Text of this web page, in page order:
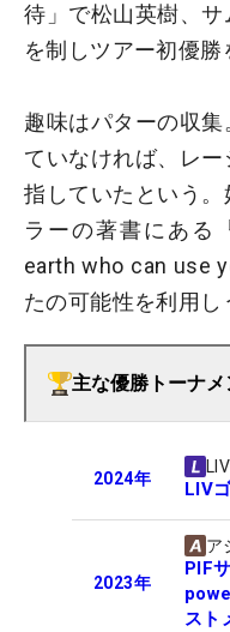
待」で松山英樹、
を制しツアー初優勝
趣味はパターの収
ていなければ、レ
指していたという
ラーの著書にある
earth who can use
たの可能性を利用し
主な優勝トーナメ
2024年 LIV
2023年
ア
PIF
スト